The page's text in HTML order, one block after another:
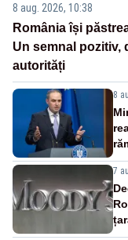
8 aug. 2026, 10:38
România își
Un semnal pozitiv,
autorități
8
7